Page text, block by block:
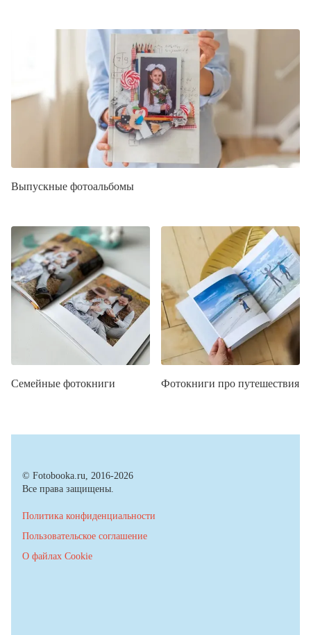
Выпускные фотоальбомы
Семейные фотокниги Фотокниги про путешествия
© Fotobooka.ru, 2016-2026
Все права защищены.
Политика конфиденциальности
Пользовательское соглашение
О файлах Cookie